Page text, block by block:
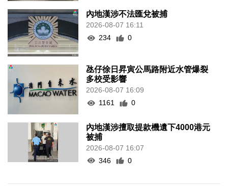
內地漢涉不法匯兌被捕
2026-08-07 16:11
234
0
氹仔徐日昇寅公馬路附近水管爆裂
多校受影響
2026-08-07 16:09
1161
0
內地漢涉擅取提款機遺下4000港元
被捕
2026-08-07 16:07
346
0